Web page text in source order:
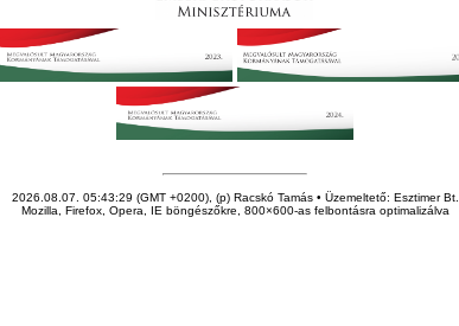
2026.08.07. 05:43:29 (GMT +0200), (p) Racskó Tamás • Üzemeltető: Esztimer Bt.
Mozilla, Firefox, Opera, IE böngészőkre, 800×600-as felbontásra optimalizálva